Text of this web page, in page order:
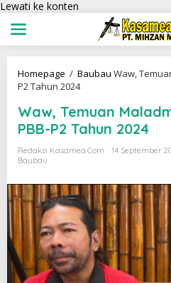
Lewati ke konten
Homepage / Baubau Waw,
P2 Tahun 2024
Waw, Temuan
PBB-P2 Tahun 2024
Redaksi Kasamea.com
14 September
Baubau